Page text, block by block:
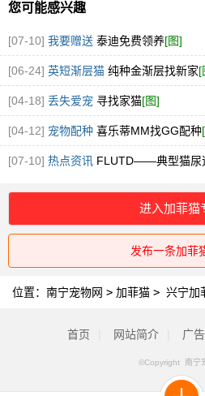
您可能感兴趣
[07-10] 我要赠送 泰迪免费领养[图]
[06-24] 英短渐层猫 纯种金渐层找新家[
[04-18] 丢失爱宠 寻找家猫[图]
[04-12] 宠物配种 喜乐蒂MM找GG配种
[07-10] 热点资讯 FLUTD——典型猫尿
进入加菲猫
发布一条加菲
位置： 南宁宠物网 > 加菲猫 > 兴宁加
首页 网站简介 广
©Copyright 南宁